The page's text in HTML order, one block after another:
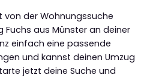
von der Wohnungssuche
Fuchs aus Münster an deiner
einfach eine passende
und kannst deinen Umzug
jetzt deine Suche und